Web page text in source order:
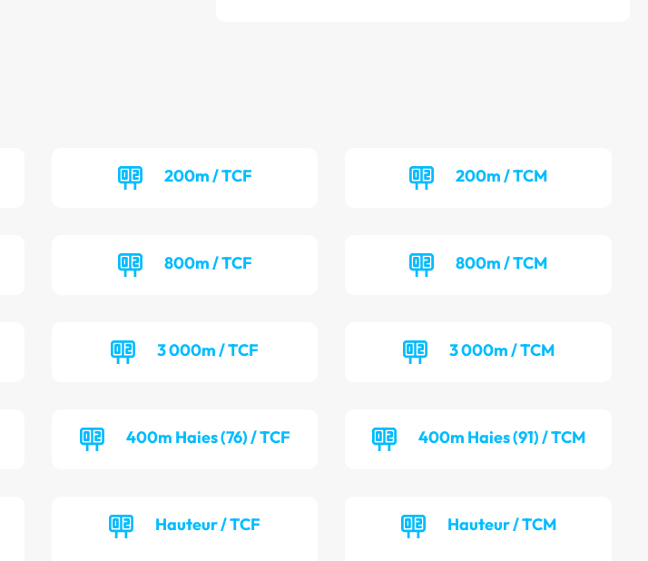
200m / TCF 200m / TCM
800m / TCF 800m / TCM
3 000m / TCF 3 000m / TCM
400m Haies (76) / TCF 400m Haies (91) / TCM
Hauteur / TCF Hauteur / TCM